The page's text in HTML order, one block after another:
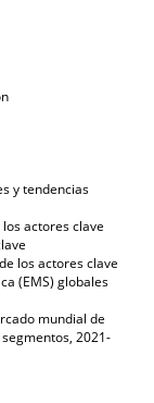
y tendencias
actores clave
los actores clave
(EMS) globales
mundial de
2021-